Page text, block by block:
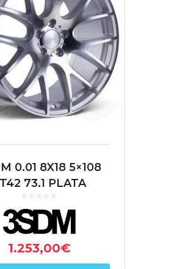
0.01 8X18 5×108
73.1 PLATA
1.253,00€